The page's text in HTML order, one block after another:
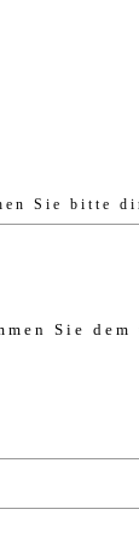
Sie bitte
Sie